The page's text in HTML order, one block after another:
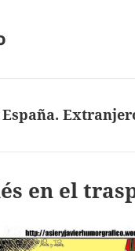
España.
en el